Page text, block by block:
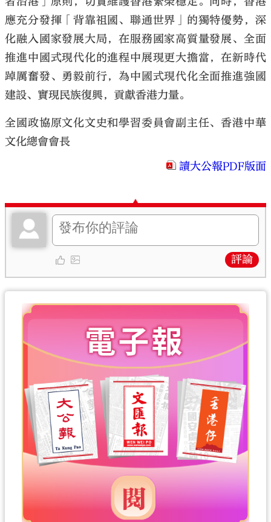
應充分發揮「背靠祖國、聯通世界」的獨特優勢，深
化融入國家發展大局，在服務國家高質量發展、全面
推進中國式現代化的進程中展現更大擔當，在新時代
踔厲奮發、勇毅前行，為中國式現代化全面推進強國
建設、實現民族復興，貢獻香港力量。
全國政協原文化文史和學習委員會副主任、香港中華
文化總會會長
讀大公報PDF版面
評論